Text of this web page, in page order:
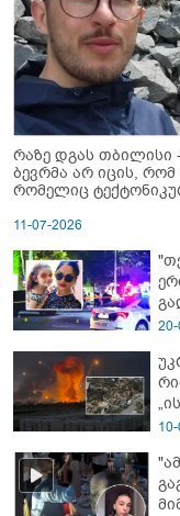
რაზე დგას თბილისი
ბევრმა არ იცის,
რომელიც
11-07-2026
-